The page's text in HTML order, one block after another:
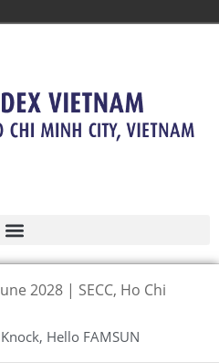
2028 | SECC, Ho Chi
Hello FAMSUN